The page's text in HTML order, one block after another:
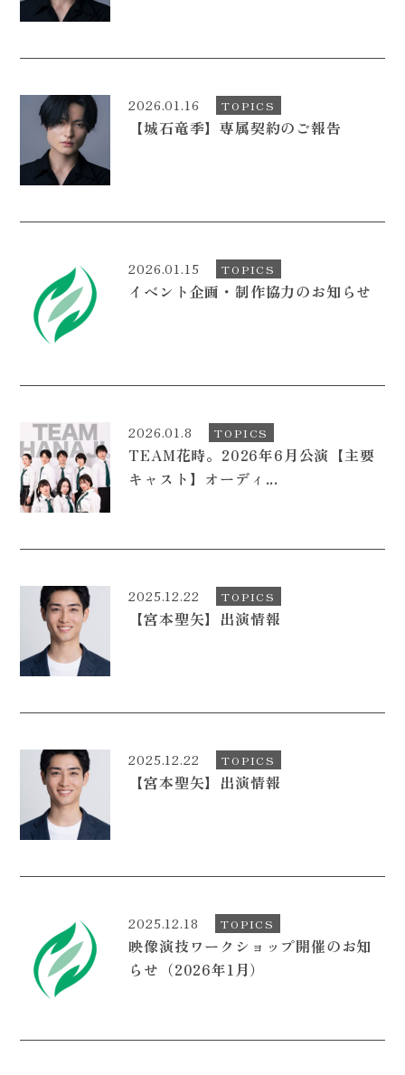
2026.01.16 TOPICS
【城石竜季】専属契約のご報告
2026.01.15 TOPICS
イベント企画・制作協力のお知らせ
2026.01.8 TOPICS
TEAM花時。2026年6月公演【主要
キャスト】オーディ...
2025.12.22 TOPICS
【宮本聖矢】出演情報
2025.12.22 TOPICS
【宮本聖矢】出演情報
2025.12.18 TOPICS
映像演技ワークショップ開催のお知
らせ（2026年1月）